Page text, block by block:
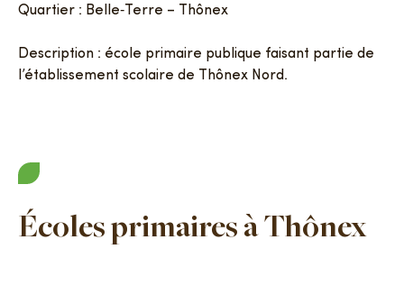
Quartier : Belle‑Terre – Thônex
Description : école primaire publique faisant partie de
l’établissement scolaire de Thônex Nord.
Écoles primaires à Thônex